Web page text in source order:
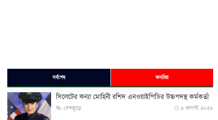
সর্বশেষ জনপ্রিয়
সিলেটের কন্যা মোহিনী রশিদ এনওয়াইপিডির উচ্চপদস্থ কর্মকর্তা
দেশজুড়ে ৬ আগস্ট, ২০২৬